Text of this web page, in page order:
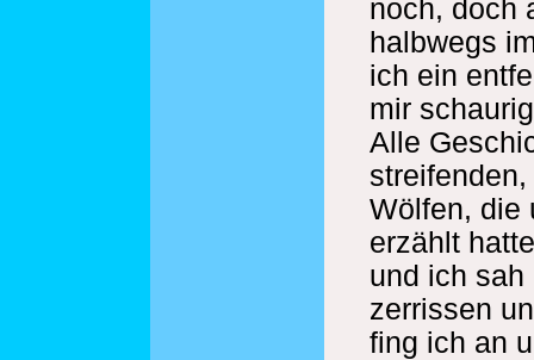
noch, doch
halbwegs
ich ein
mir
Alle
Wölfen, die
erzählt
und ich
zerrissen
fing ich an